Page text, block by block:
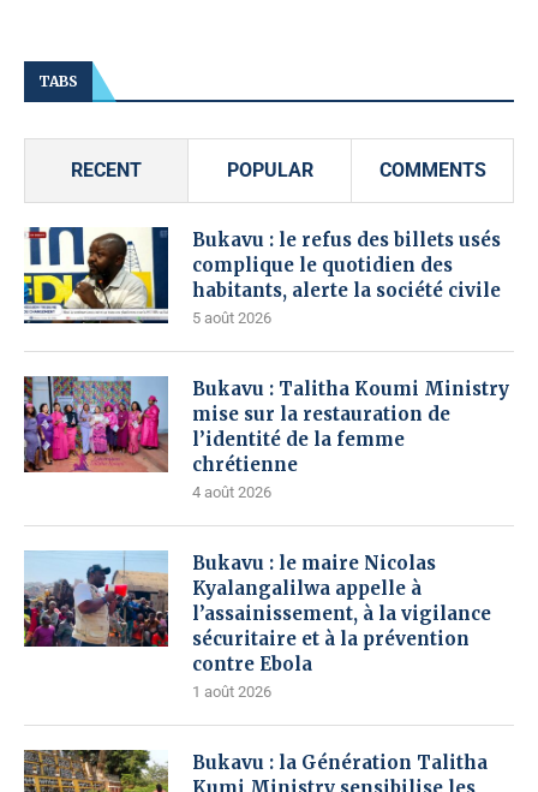
TABS
RECENT POPULAR COMMENTS
Bukavu : le refus des billets usés
complique le quotidien des
habitants, alerte la société civile
5 août 2026
Bukavu : Talitha Koumi Ministry
mise sur la restauration de
l’identité de la femme
chrétienne
4 août 2026
Bukavu : le maire Nicolas
Kyalangalilwa appelle à
l’assainissement, à la vigilance
sécuritaire et à la prévention
contre Ebola
1 août 2026
Bukavu : la Génération Talitha